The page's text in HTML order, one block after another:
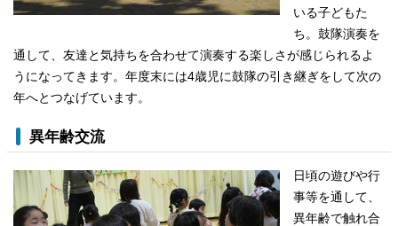
いる子どもた
ち。鼓隊演奏を
通して、友達と気持ちを合わせて演奏する楽しさが感じられるよ
うになってきます。年度末には4歳児に鼓隊の引き継ぎをして次の
年へとつなげています。
異年齢交流
日頃の遊びや行
事等を通して、
異年齢で触れ合